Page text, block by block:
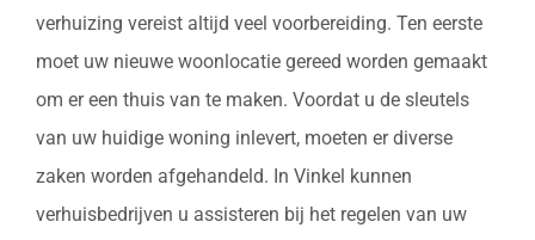
verhuizing vereist altijd veel voorbereiding. Ten eerste
moet uw nieuwe woonlocatie gereed worden gemaakt
om er een thuis van te maken. Voordat u de sleutels
van uw huidige woning inlevert, moeten er diverse
zaken worden afgehandeld. In Vinkel kunnen
verhuisbedrijven u assisteren bij het regelen van uw